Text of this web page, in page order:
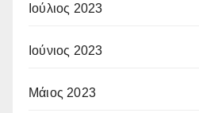
Ιούλιος 2023
Ιούνιος 2023
Μάιος 2023